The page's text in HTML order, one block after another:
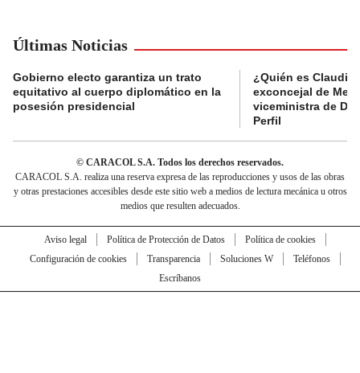
Últimas Noticias
Gobierno electo garantiza un trato
equitativo al cuerpo diplomático en la
posesión presidencial
¿Quién es Claudia
exconcejal de
viceministra de
Perfil
© CARACOL S.A. Todos los derechos reservados.
CARACOL S.A. realiza una reserva expresa de las reproducciones y usos de las obras
y otras prestaciones accesibles desde este sitio web a medios de lectura mecánica u otros
medios que resulten adecuados.
Aviso legal Política de Protección de Datos
Política de cookies
Configuración de cookies
Transparencia Soluciones W
Teléfonos
Escríbanos